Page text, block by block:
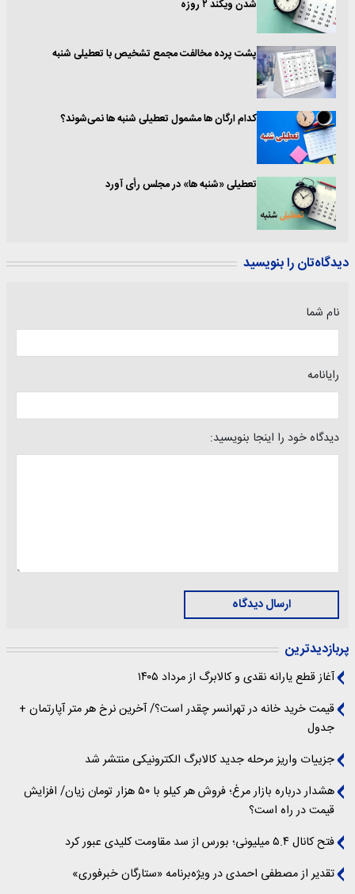
شدن ویکند ۲ روزه
پشت پرده مخالفت مجمع تشخیص با تعطیلی شنبه
کدام ارگان ها مشمول تعطیلی شنبه ها نمی‌شوند؟
تعطیلی «شنبه ها» در مجلس رأی آورد
دیدگاه‌تان را بنویسید
نام شما
رایانامه
دیدگاه خود را اینجا بنویسید:
ارسال دیدگاه
پربازدیدترین
آغاز قطع یارانه نقدی و کالابرگ از مرداد ۱۴۰۵
قیمت خرید خانه در تهرانسر چقدر است؟/ آخرین نرخ هر متر آپارتمان +
جدول
جزییات واریز مرحله جدید کالابرگ الکترونیکی منتشر شد
هشدار درباره بازار مرغ؛ فروش هر کیلو با ۵۰ هزار تومان زیان/ افزایش
قیمت در راه است؟
فتح کانال ۵.۴ میلیونی؛ بورس از سد مقاومت کلیدی عبور کرد
تقدیر از مصطفی احمدی در ویژه‌برنامه «ستارگان خبرفوری»